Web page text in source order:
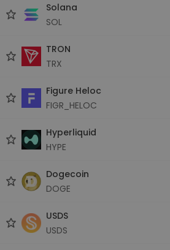
Solana
SOL
TRON
TRX
Figure Heloc
FIGR_HELOC
Hyperliquid
HYPE
Dogecoin
DOGE
USDS
USDS